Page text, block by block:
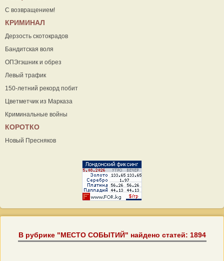
С возвращением!
КРИМИНАЛ
Дерзость скотокрадов
Бандитская воля
ОПЭгэшник и обрез
Левый трафик
150-летний рекорд побит
Цветметчик из Марказа
Криминальные войны
КОРОТКО
Новый Пресняков
В рубрике "МЕСТО СОБЫТИЙ" найдено статей: 1894